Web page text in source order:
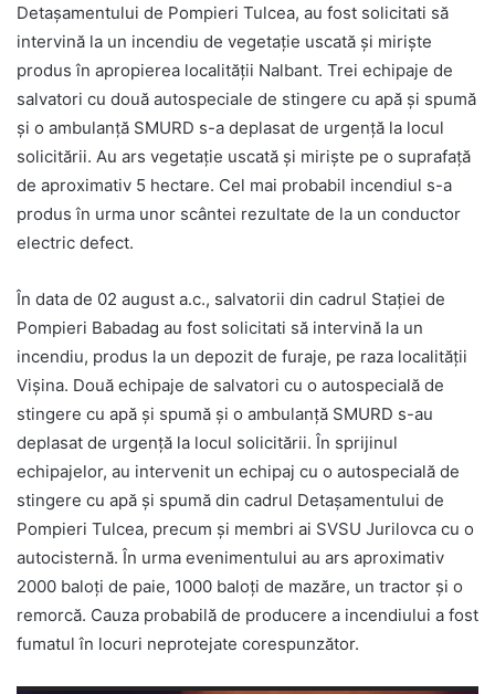
Detașamentului de Pompieri Tulcea, au fost solicitati să
intervină la un incendiu de vegetație uscată și miriște
produs în apropierea localității Nalbant. Trei echipaje de
salvatori cu două autospeciale de stingere cu apă și spumă
și o ambulanță SMURD s-a deplasat de urgență la locul
solicitării. Au ars vegetație uscată și miriște pe o suprafață
de aproximativ 5 hectare. Cel mai probabil incendiul s-a
produs în urma unor scântei rezultate de la un conductor
electric defect.
În data de 02 august a.c., salvatorii din cadrul Stației de
Pompieri Babadag au fost solicitati să intervină la un
incendiu, produs la un depozit de furaje, pe raza localității
Vișina. Două echipaje de salvatori cu o autospecială de
stingere cu apă și spumă și o ambulanță SMURD s-au
deplasat de urgență la locul solicitării. În sprijinul
echipajelor, au intervenit un echipaj cu o autospecială de
stingere cu apă și spumă din cadrul Detașamentului de
Pompieri Tulcea, precum și membri ai SVSU Jurilovca cu o
autocisternă. În urma evenimentului au ars aproximativ
2000 baloți de paie, 1000 baloți de mazăre, un tractor și o
remorcă. Cauza probabilă de producere a incendiului a fost
fumatul în locuri neprotejate corespunzător.